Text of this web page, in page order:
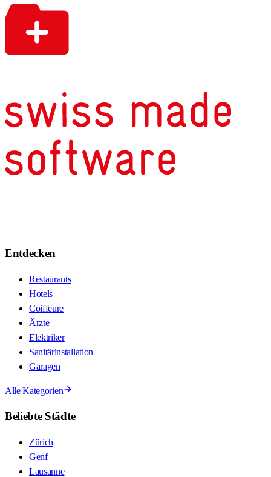
Entdecken
Restaurants
Hotels
Coiffeure
Ärzte
Elektriker
Sanitärinstallation
Garagen
Alle Kategorien
Beliebte Städte
Zürich
Genf
Lausanne